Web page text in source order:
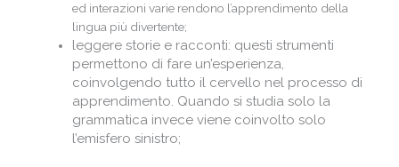
ed interazioni varie rendono l’apprendimento della
lingua più divertente;
leggere storie e racconti: questi strumenti
permettono di fare un’esperienza,
coinvolgendo tutto il cervello nel processo di
apprendimento. Quando si studia solo la
grammatica invece viene coinvolto solo
l’emisfero sinistro;